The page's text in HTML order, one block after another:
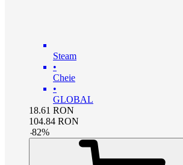
Steam
•
Cheie
•
GLOBAL
18.61 RON
104.84 RON
-82%